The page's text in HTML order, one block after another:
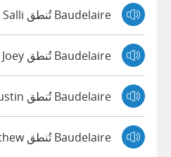
Baudelaire تُنطق Salli
Baudelaire تُنطق Joey
Baudelaire تُنطق Justin
Baudelaire تُنطق Matthew